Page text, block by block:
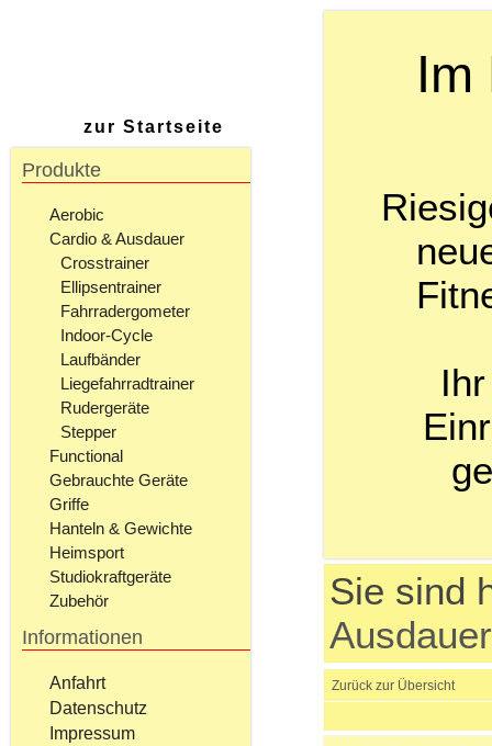
zur Startseite
Produkte
Aerobic
Cardio & Ausdauer
Crosstrainer
Ellipsentrainer
Fahrradergometer
Indoor-Cycle
Laufbänder
Liegefahrradtrainer
Rudergeräte
Stepper
Functional
Gebrauchte Geräte
Griffe
Hanteln & Gewichte
Heimsport
Studiokraftgeräte
Zubehör
Informationen
Anfahrt
Datenschutz
Impressum
Im
Sie sind
Ausdauer
Zurück zur Übersicht